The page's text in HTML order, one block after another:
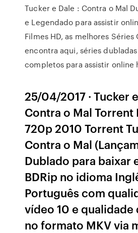
Tucker e Dale : Contra o Mal
e Legendado para assistir
Filmes HD, as melhores Séries
encontra aqui, séries
completos para assistir online
25/04/2017 · Tucker
Contra o Mal Torrent
720p 2010 Torrent
Contra o Mal
Dublado para baixar
BDRip no idioma
Português com
vídeo 10 e qualidade
no formato MKV via